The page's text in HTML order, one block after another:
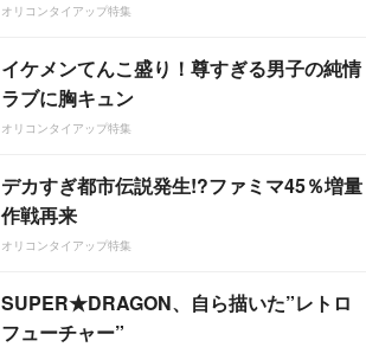
オリコンタイアップ特集
イケメンてんこ盛り！尊すぎる男子の純情
ラブに胸キュン
オリコンタイアップ特集
デカすぎ都市伝説発生!?ファミマ45％増量
作戦再来
オリコンタイアップ特集
SUPER★DRAGON、自ら描いた”レトロ
フューチャー”